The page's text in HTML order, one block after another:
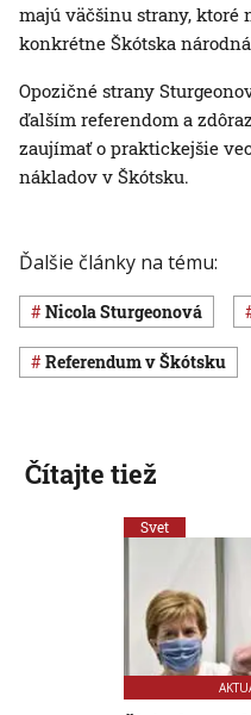
majú väčšinu strany, ktoré
konkrétne Škótska
Opozičné strany
ďalším referendom a
zaujímať o praktickejšie
nákladov v Škótsku.
Ďalšie články na tému:
Nicola Sturgeonová
referendum v Škótsku
Čítajte tiež
Svet